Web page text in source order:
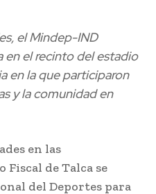
el Mindep-IND
el recinto del estadio
en la que participaron
y la comunidad en
en las
Fiscal de Talca se
del Deportes para